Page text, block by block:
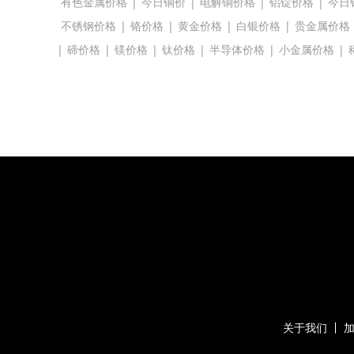
不锈钢价格 | 铬价格 | 黄金价格 | 白银价格 | 贵金属价格
| 碲价格 | 镁价格 | 钛价格 | 半导体价格 | 小金属价格 |
关于我们